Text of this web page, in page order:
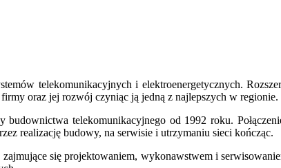
telekomunikacyjnych i elektroenergetycznych.
oraz jej rozwój czyniąc ją jedną z najlepszych w regionie.
telekomunikacyjnego od 1992 roku.
realizację budowy, na serwisie i utrzymaniu sieci kończąc.
się projektowaniem, wykonawstwem i